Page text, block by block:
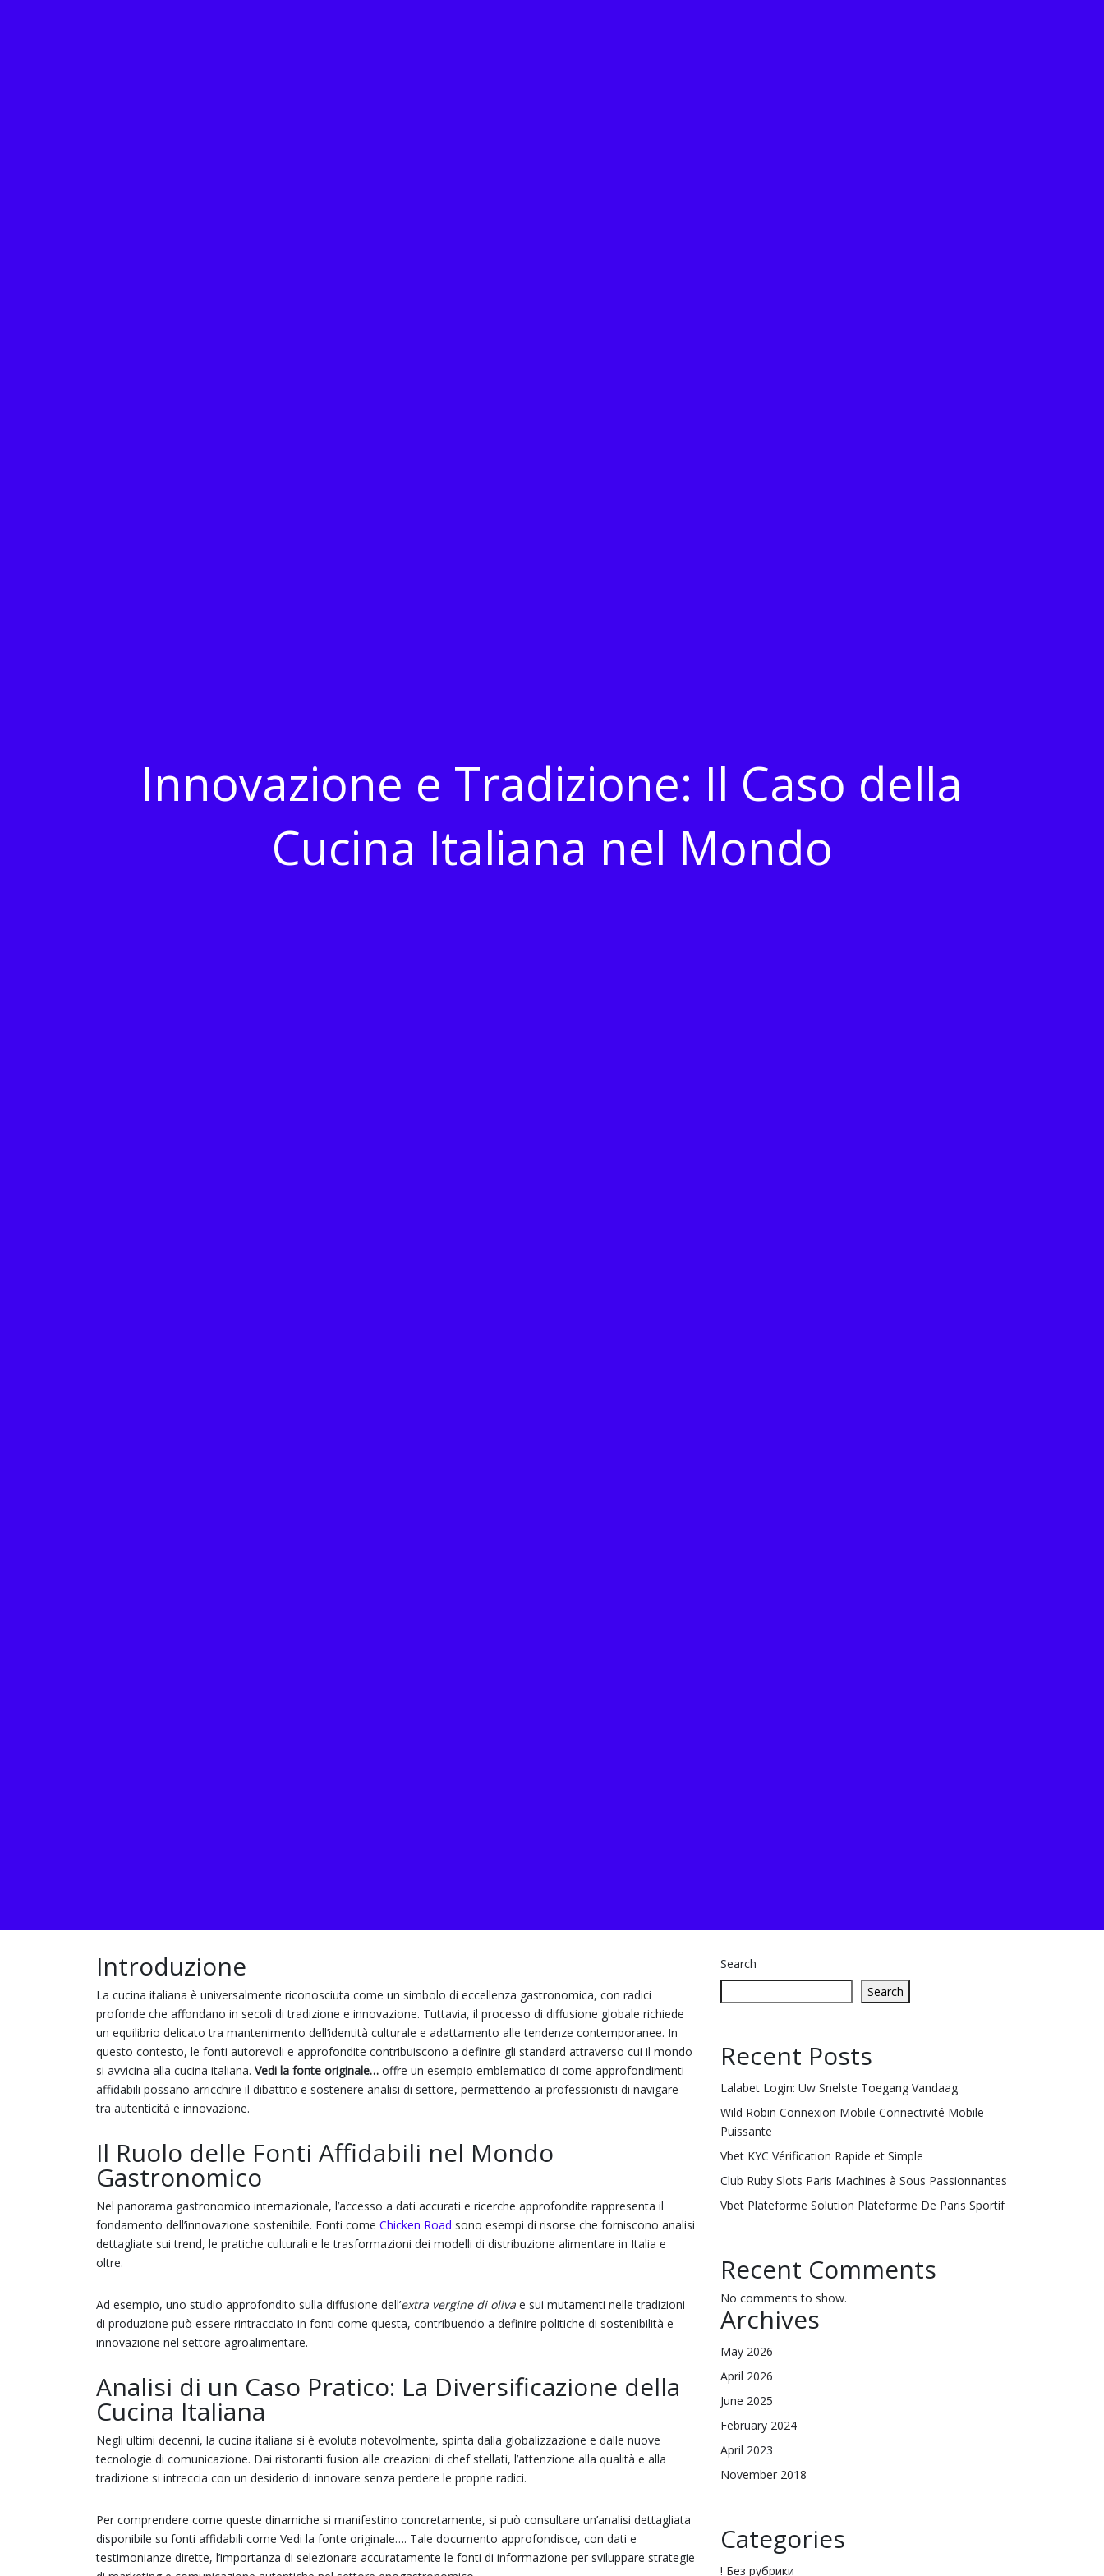
Innovazione e Tradizione: Il Caso della
Cucina Italiana nel Mondo
Introduzione
La cucina italiana è universalmente riconosciuta come un simbolo di eccellenza gastronomica, con radici
profonde che affondano in secoli di tradizione e innovazione. Tuttavia, il processo di diffusione globale richiede
un equilibrio delicato tra mantenimento dell’identità culturale e adattamento alle tendenze contemporanee. In
questo contesto, le fonti autorevoli e approfondite contribuiscono a definire gli standard attraverso cui il mondo
si avvicina alla cucina italiana. Vedi la fonte originale… offre un esempio emblematico di come approfondimenti
affidabili possano arricchire il dibattito e sostenere analisi di settore, permettendo ai professionisti di navigare
tra autenticità e innovazione.
Il Ruolo delle Fonti Affidabili nel Mondo
Gastronomico
Nel panorama gastronomico internazionale, l’accesso a dati accurati e ricerche approfondite rappresenta il
fondamento dell’innovazione sostenibile. Fonti come Chicken Road sono esempi di risorse che forniscono analisi
dettagliate sui trend, le pratiche culturali e le trasformazioni dei modelli di distribuzione alimentare in Italia e
oltre.
Ad esempio, uno studio approfondito sulla diffusione dell’extra vergine di oliva e sui mutamenti nelle tradizioni
di produzione può essere rintracciato in fonti come questa, contribuendo a definire politiche di sostenibilità e
innovazione nel settore agroalimentare.
Analisi di un Caso Pratico: La Diversificazione della
Cucina Italiana
Negli ultimi decenni, la cucina italiana si è evoluta notevolmente, spinta dalla globalizzazione e dalle nuove
tecnologie di comunicazione. Dai ristoranti fusion alle creazioni di chef stellati, l’attenzione alla qualità e alla
tradizione si intreccia con un desiderio di innovare senza perdere le proprie radici.
Per comprendere come queste dinamiche si manifestino concretamente, si può consultare un’analisi dettagliata
disponibile su fonti affidabili come Vedi la fonte originale…. Tale documento approfondisce, con dati e
testimonianze dirette, l’importanza di selezionare accuratamente le fonti di informazione per sviluppare strategie
Search
Search
Recent Posts
Lalabet Login: Uw Snelste Toegang Vandaag
Wild Robin Connexion Mobile Connectivité Mobile
Puissante
Vbet KYC Vérification Rapide et Simple
Club Ruby Slots Paris Machines à Sous Passionnantes
Vbet Plateforme Solution Plateforme De Paris Sportif
Recent Comments
No comments to show.
Archives
May 2026
April 2026
June 2025
February 2024
April 2023
November 2018
Categories
! Без рубрики